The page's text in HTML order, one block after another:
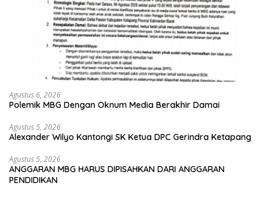
Agustus 6, 2026
Polemik MBG Dengan Oknum Media Berakhir Damai
Agustus 5, 2026
Alexander Wilyo Kantongi SK Ketua DPC Gerindra Ketapang
Agustus 5, 2026
ANGGARAN MBG HARUS DIPISAHKAN DARI ANGGARAN
PENDIDIKAN